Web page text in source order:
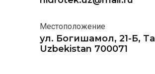
Местоположение
ул. Богишамол, 21-Б,
Uzbekistan 700071